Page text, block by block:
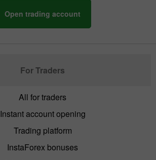
Open trading account
For Traders
All for traders
Instant account opening
Trading platform
InstaForex bonuses